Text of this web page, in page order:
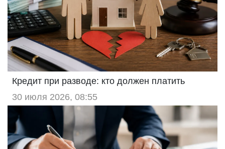
Кредит при разводе: кто должен платить
30 июля 2026, 08:55